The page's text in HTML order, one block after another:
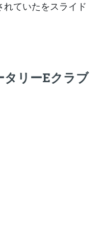
れていたをスライド
リーEクラブ